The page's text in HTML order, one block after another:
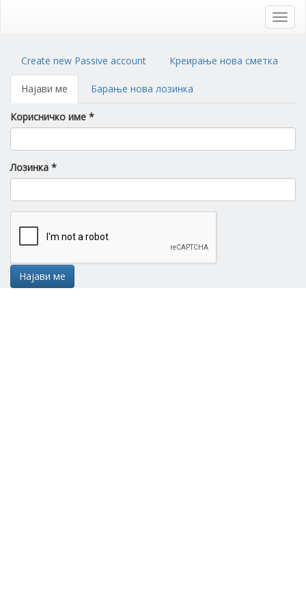
Primary
tabs
Create new Passive account Креирање нова сметка
Најави ме (activeБарање нова лозинка
Корисничко име *
Лозинка *
Најави ме